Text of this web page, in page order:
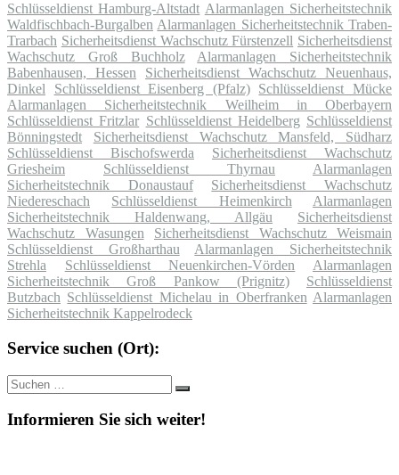
Schlüsseldienst Hamburg-Altstadt Alarmanlagen Sicherheitstechnik
Waldfischbach-Burgalben Alarmanlagen Sicherheitstechnik Traben-
Trarbach Sicherheitsdienst Wachschutz Fürstenzell Sicherheitsdienst
Wachschutz Groß Buchholz
Alarmanlagen Sicherheitstechnik
Babenhausen, Hessen
Sicherheitsdienst Wachschutz Neuenhaus,
Dinkel
Schlüsseldienst Eisenberg (Pfalz) Schlüsseldienst Mücke
Alarmanlagen Sicherheitstechnik Weilheim in Oberbayern
Schlüsseldienst Fritzlar Schlüsseldienst Heidelberg Schlüsseldienst
Bönningstedt
Sicherheitsdienst Wachschutz Mansfeld, Südharz
Schlüsseldienst Bischofswerda
Sicherheitsdienst Wachschutz
Griesheim
Schlüsseldienst Thyrnau
Alarmanlagen
Sicherheitstechnik Donaustauf
Sicherheitsdienst Wachschutz
Niedereschach
Schlüsseldienst Heimenkirch
Alarmanlagen
Sicherheitstechnik Haldenwang, Allgäu
Sicherheitsdienst
Wachschutz Wasungen
Sicherheitsdienst Wachschutz Weismain
Schlüsseldienst Großharthau
Alarmanlagen Sicherheitstechnik
Strehla
Schlüsseldienst Neuenkirchen-Vörden
Alarmanlagen
Sicherheitstechnik Groß Pankow (Prignitz)
Schlüsseldienst
Butzbach Schlüsseldienst Michelau in Oberfranken Alarmanlagen
Sicherheitstechnik Kappelrodeck
Service suchen (Ort):
Suche
nach:
Suchen
Informieren Sie sich weiter!